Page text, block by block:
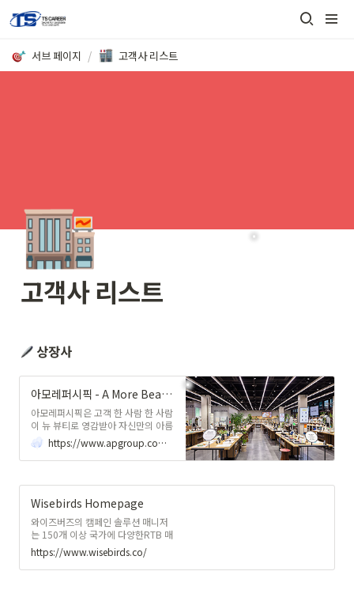
서브 페이지 / 고객사 리스트
🏬
고객사 리스트
상장사
아모레퍼시픽 - A More Beautiful World
아모레퍼시픽은 고객 한 사람 한 사람
이 뉴 뷰티로 영감받아 자신만의 아름
다움을 발견하고, 건강하고 만족스러
운 삶을 실현할 수 있도록 합니다.
https://www.apgroup.com/int/ko/
Wisebirds Homepage
와이즈버즈의 캠페인 솔루션 매니저
는 150개 이상 국가에 다양한RTB 매
체 광고를 집행한 경험을 가지고 있습
니다.이러한 광고 운영 최적화 노하우
를 바탕으로 캠페인 설계와운영에 필
https://www.wisebirds.co/